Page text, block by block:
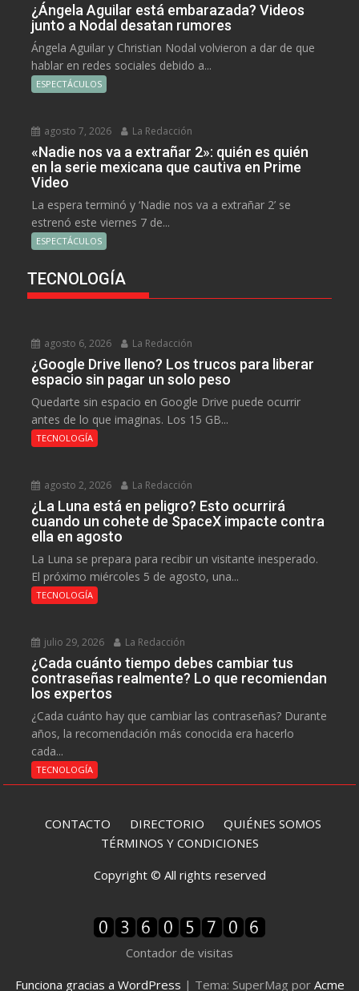
¿Ángela Aguilar está embarazada? Videos
junto a Nodal desatan rumores
Ángela Aguilar y Christian Nodal volvieron a dar de que
hablar en redes sociales debido a...
ESPECTÁCULOS
agosto 7, 2026 La Redacción
«Nadie nos va a extrañar 2»: quién es quién
en la serie mexicana que cautiva en Prime
Video
La espera terminó y ‘Nadie nos va a extrañar 2’ se
estrenó este viernes 7 de...
ESPECTÁCULOS
TECNOLOGÍA
agosto 6, 2026 La Redacción
¿Google Drive lleno? Los trucos para liberar
espacio sin pagar un solo peso
Quedarte sin espacio en Google Drive puede ocurrir
antes de lo que imaginas. Los 15 GB...
TECNOLOGÍA
agosto 2, 2026 La Redacción
¿La Luna está en peligro? Esto ocurrirá
cuando un cohete de SpaceX impacte contra
ella en agosto
La Luna se prepara para recibir un visitante inesperado.
El próximo miércoles 5 de agosto, una...
TECNOLOGÍA
julio 29, 2026 La Redacción
¿Cada cuánto tiempo debes cambiar tus
contraseñas realmente? Lo que recomiendan
los expertos
¿Cada cuánto hay que cambiar las contraseñas? Durante
años, la recomendación más conocida era hacerlo
cada...
TECNOLOGÍA
CONTACTO DIRECTORIO QUIÉNES SOMOS
TÉRMINOS Y CONDICIONES
Copyright © All rights reserved
Contador de visitas
Funciona gracias a WordPress | Tema: SuperMag por Acme